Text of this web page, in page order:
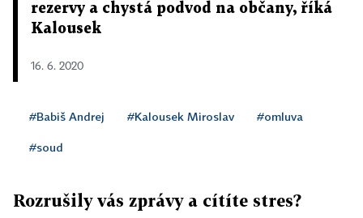
rezervy a chystá podvod na občany, říká
Kalousek
16. 6. 2020
#Babiš Andrej #Kalousek Miroslav #omluva
#soud
Rozrušily vás zprávy a cítíte stres?